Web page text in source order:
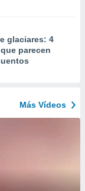
glaciares: 4
parecen
Más Vídeos